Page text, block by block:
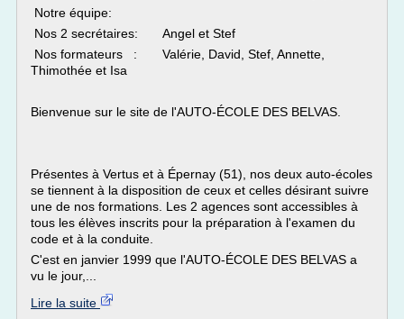
Notre équipe:
Nos 2 secrétaires: Angel et Stef
Nos formateurs : Valérie, David, Stef, Annette,
Thimothée et Isa
Bienvenue sur le site de l'AUTO-ÉCOLE DES BELVAS.
Présentes à Vertus et à Épernay (51), nos deux auto-écoles
se tiennent à la disposition de ceux et celles désirant suivre
une de nos formations. Les 2 agences sont accessibles à
tous les élèves inscrits pour la préparation à l'examen du
code et à la conduite.
C'est en janvier 1999 que l'AUTO-ÉCOLE DES BELVAS a
vu le jour,...
Lire la suite